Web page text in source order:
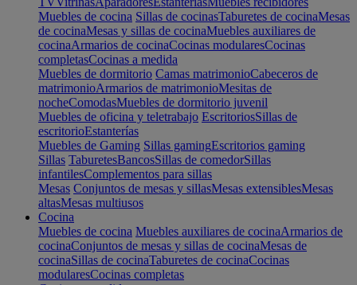
Muebles de cocina Sillas de cocinasTaburetes de cocinaMesas
de cocinaMesas y sillas de cocinaMuebles auxiliares de
cocinaArmarios de cocinaCocinas modularesCocinas
completasCocinas a medida
Muebles de dormitorio Camas matrimonioCabeceros de
matrimonioArmarios de matrimonioMesitas de
nocheComodasMuebles de dormitorio juvenil
Muebles de oficina y teletrabajo EscritoriosSillas de
escritorioEstanterías
Muebles de Gaming Sillas gamingEscritorios gaming
Sillas TaburetesBancosSillas de comedorSillas
infantilesComplementos para sillas
Mesas Conjuntos de mesas y sillasMesas extensiblesMesas
altasMesas multiusos
Cocina
Muebles de cocina Muebles auxiliares de cocinaArmarios de
cocinaConjuntos de mesas y sillas de cocinaMesas de
cocinaSillas de cocinaTaburetes de cocinaCocinas
modularesCocinas completas